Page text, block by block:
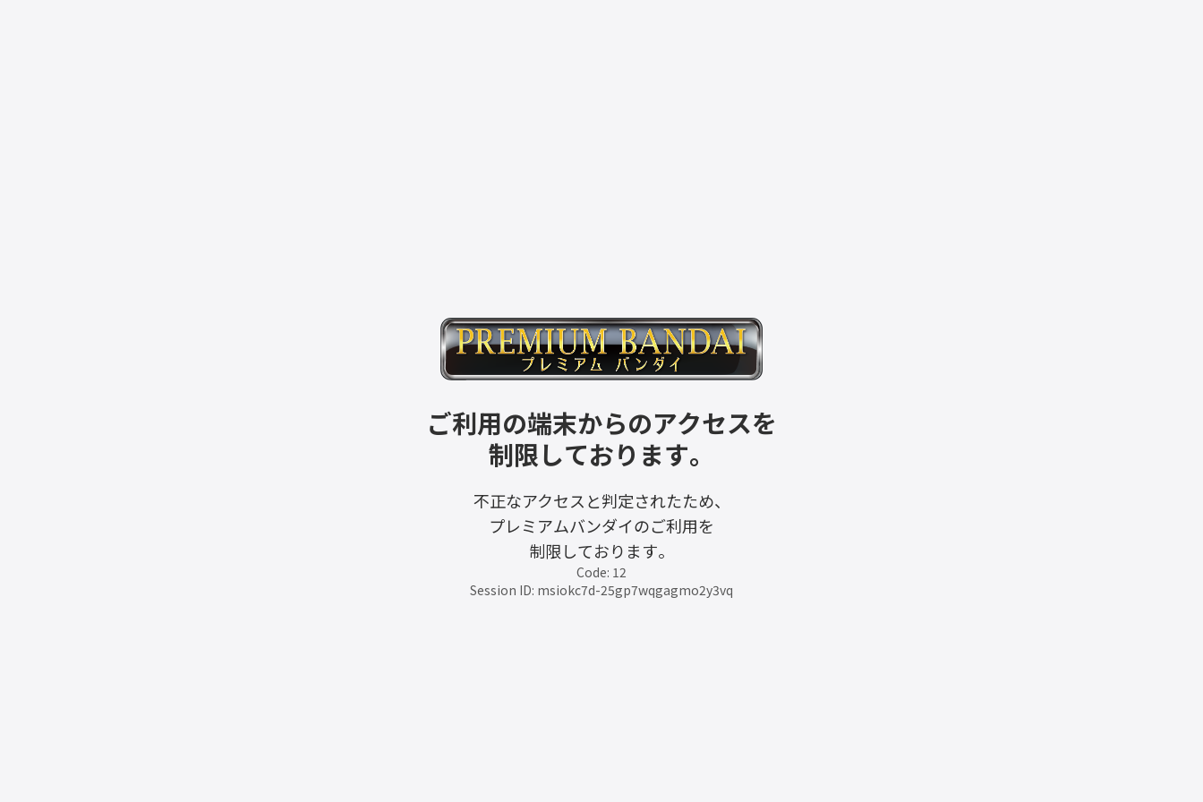
ご利用の端末からのアクセスを
制限しております。
不正なアクセスと判定されたため、
プレミアムバンダイのご利用を
制限しております。
Code: 12
Session ID: msiokc7d-25gp7wqgagmo2y3vq